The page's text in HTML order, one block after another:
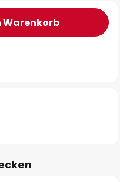
Warenkorb